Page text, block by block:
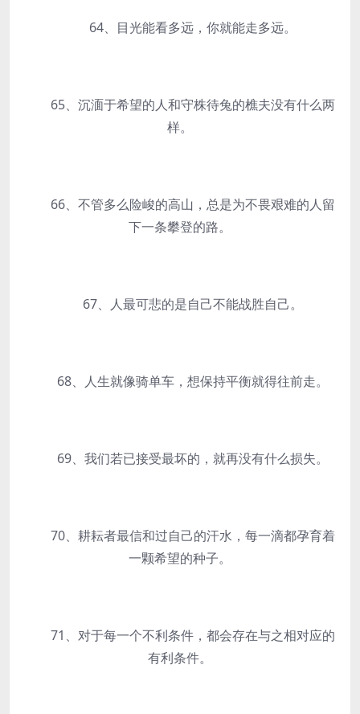
64、目光能看多远，你就能走多远。
65、沉湎于希望的人和守株待兔的樵夫没有什么两
样。
66、不管多么险峻的高山，总是为不畏艰难的人留
下一条攀登的路。
67、人最可悲的是自己不能战胜自己。
68、人生就像骑单车，想保持平衡就得往前走。
69、我们若已接受最坏的，就再没有什么损失。
70、耕耘者最信和过自己的汗水，每一滴都孕育着
一颗希望的种子。
71、对于每一个不利条件，都会存在与之相对应的
有利条件。